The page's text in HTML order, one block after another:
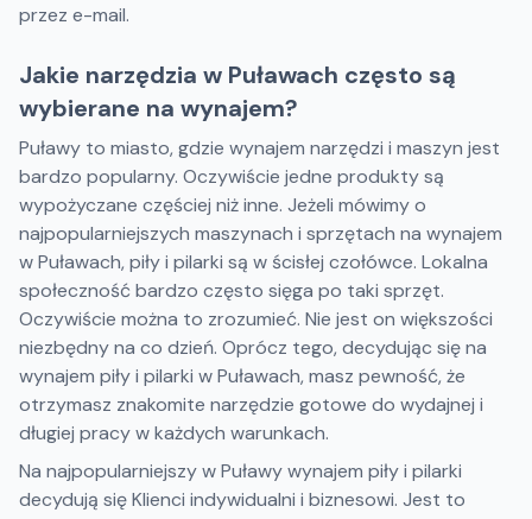
przez e-mail.
Jakie narzędzia w Puławach często są
wybierane na wynajem?
Puławy to miasto, gdzie wynajem narzędzi i maszyn jest
bardzo popularny. Oczywiście jedne produkty są
wypożyczane częściej niż inne. Jeżeli mówimy o
najpopularniejszych maszynach i sprzętach na wynajem
w Puławach, piły i pilarki są w ścisłej czołówce. Lokalna
społeczność bardzo często sięga po taki sprzęt.
Oczywiście można to zrozumieć. Nie jest on większości
niezbędny na co dzień. Oprócz tego, decydując się na
wynajem piły i pilarki w Puławach, masz pewność, że
otrzymasz znakomite narzędzie gotowe do wydajnej i
długiej pracy w każdych warunkach.
Na najpopularniejszy w Puławy wynajem piły i pilarki
decydują się Klienci indywidualni i biznesowi. Jest to